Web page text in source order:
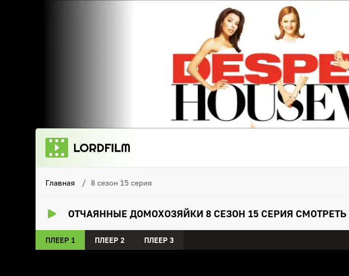
Главная 8 сезон 15 серия
ОТЧАЯННЫЕ ДОМОХОЗЯЙКИ 8 СЕЗОН 15 СЕРИЯ
ПЛЕЕР 1 ПЛЕЕР 2 ПЛЕЕР 3